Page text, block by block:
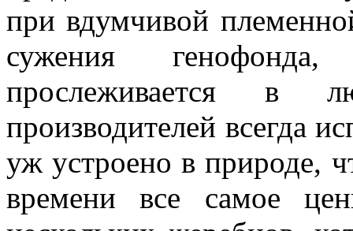
при вдумчивой
сужения
прослеживается
производителей всегда
уж устроено в природе,
времени все самое